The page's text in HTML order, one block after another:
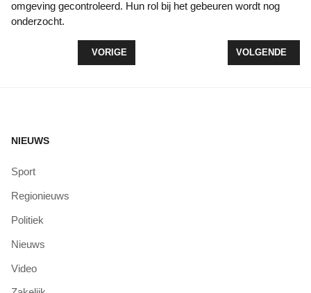
omgeving gecontroleerd. Hun rol bij het gebeuren wordt nog
onderzocht.
VORIG ARTIKEL: BOERDERIJEN IN ZUIDLOB
VORIGE VOLGENDE
VOLGENDE
NIEUWS
Sport
Regionieuws
Politiek
Nieuws
Video